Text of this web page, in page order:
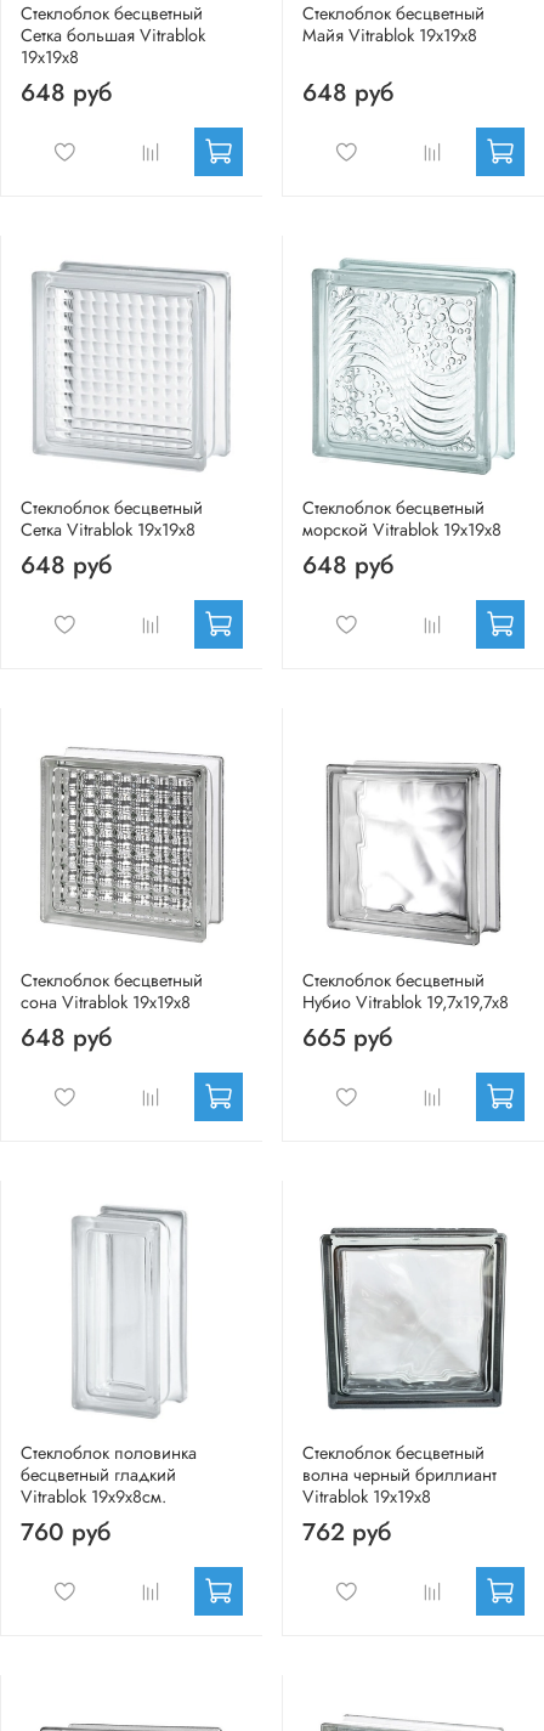
Стеклоблок бесцветный
Сетка большая Vitrablok
19х19х8
648 руб
Стеклоблок бесцветный
Майя Vitrablok 19х19х8
648 руб
Стеклоблок бесцветный
Сетка Vitrablok 19х19х8
648 руб
Стеклоблок бесцветный
морской Vitrablok 19х19х8
648 руб
Стеклоблок бесцветный
сона Vitrablok 19х19х8
648 руб
Стеклоблок бесцветный
Нубио Vitrablok 19,7x19,7x8
665 руб
Стеклоблок половинка
бесцветный гладкий
Vitrablok 19х9х8см.
760 руб
Стеклоблок бесцветный
волна черный бриллиант
Vitrablok 19х19х8
762 руб